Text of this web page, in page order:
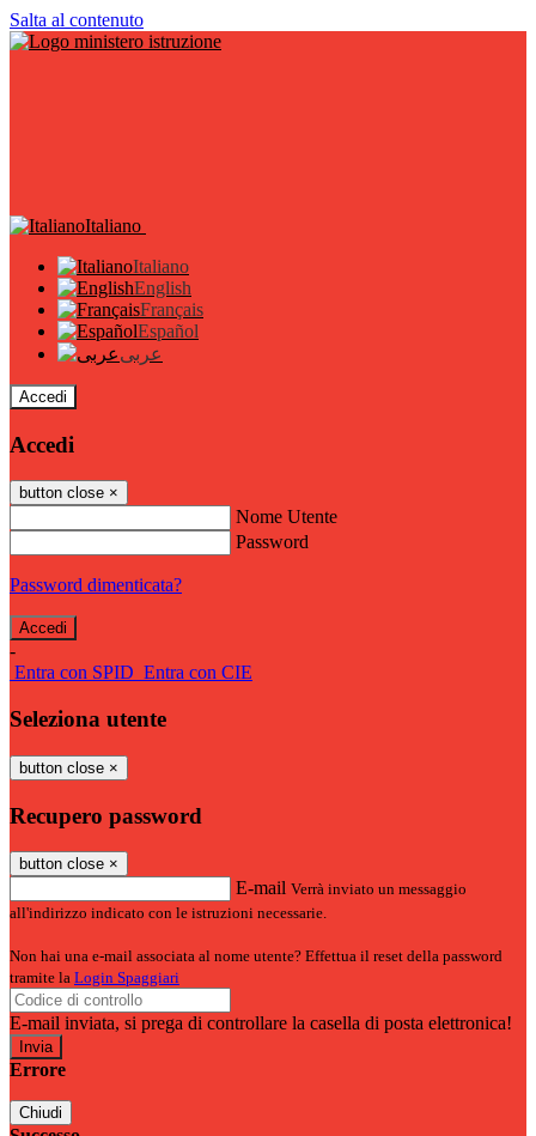
Salta al contenuto
Italiano
Italiano
English
Français
Español
عربى
Accedi
Accedi
button close ×
Nome Utente
Password
Password dimenticata?
-
Entra con SPID Entra con CIE
Seleziona utente
button close ×
Recupero password
button close ×
E-mail Verrà inviato un messaggio
all'indirizzo indicato con le istruzioni necessarie.
Non hai una e-mail associata al nome utente? Effettua il reset della password
tramite la Login Spaggiari
E-mail inviata, si prega di controllare la casella di posta elettronica!
Errore
Chiudi